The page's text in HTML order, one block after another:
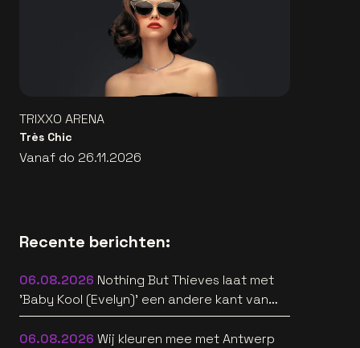
TRIXXO ARENA
Très Chic
Vanaf do 26.11.2026
Recente berichten:
06.08.2026 Nothing But Thieves laat met
'Baby Kool (Evelyn)' een andere kant van
zich horen [video]
06.08.2026 Wij kleuren mee met Antwerp